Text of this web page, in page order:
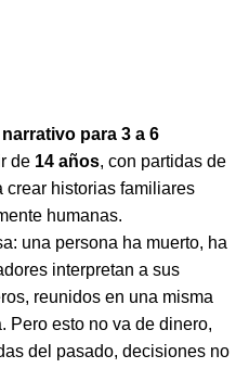
para 3 a 6
de 14 años, con partidas de
crear historias familiares
humanas.
una persona ha muerto, ha
interpretan a sus
reunidos en una misma
Pero esto no va de dinero,
del pasado, decisiones no